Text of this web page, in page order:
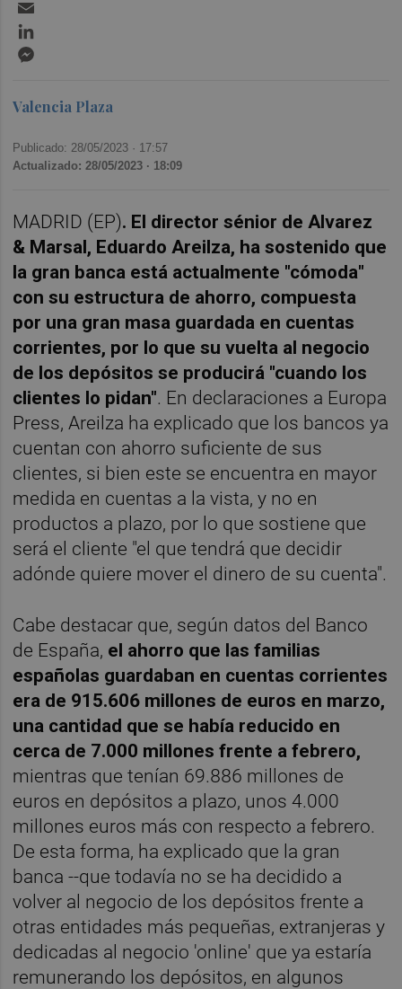
Valencia Plaza
Publicado: 28/05/2023 · 17:57
Actualizado: 28/05/2023 · 18:09
MADRID (EP). El director sénior de Alvarez
& Marsal, Eduardo Areilza, ha sostenido que
la gran banca está actualmente "cómoda"
con su estructura de ahorro, compuesta
por una gran masa guardada en cuentas
corrientes, por lo que su vuelta al negocio
de los depósitos se producirá "cuando los
clientes lo pidan". En declaraciones a Europa
Press, Areilza ha explicado que los bancos ya
cuentan con ahorro suficiente de sus
clientes, si bien este se encuentra en mayor
medida en cuentas a la vista, y no en
productos a plazo, por lo que sostiene que
será el cliente "el que tendrá que decidir
adónde quiere mover el dinero de su cuenta".
Cabe destacar que, según datos del Banco
de España, el ahorro que las familias
españolas guardaban en cuentas corrientes
era de 915.606 millones de euros en marzo,
una cantidad que se había reducido en
cerca de 7.000 millones frente a febrero,
mientras que tenían 69.886 millones de
euros en depósitos a plazo, unos 4.000
millones euros más con respecto a febrero.
De esta forma, ha explicado que la gran
banca --que todavía no se ha decidido a
volver al negocio de los depósitos frente a
otras entidades más pequeñas, extranjeras y
dedicadas al negocio 'online' que ya estaría
remunerando los depósitos, en algunos